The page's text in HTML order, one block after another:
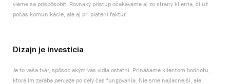
vieme sa prispôsobiť. Rovnaký prístup očakávame aj zo strany klienta, či už
počas komunikácie, ale aj pri platení faktúr.
Dizajn je investícia
Je to vaša tvár, spôsob akým vás vidia ostatní. Prinášame klientom hodnotu,
ktorá im zarába peniaze po celý čas fungovania. Nie sme najlacnejší, ale